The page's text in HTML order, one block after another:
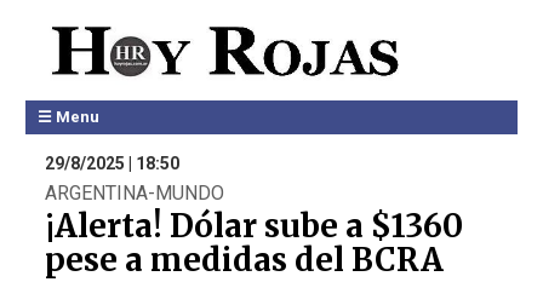
☰ Menu
29/8/2025 | 18:50
ARGENTINA-MUNDO
¡Alerta! Dólar sube a $1360
pese a medidas del BCRA